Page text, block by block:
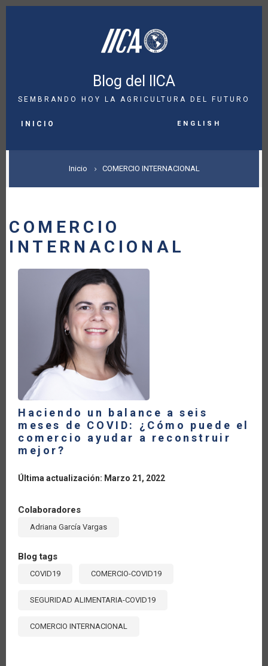
Pasar
Blog del IICA
SEMBRANDO HOY LA AGRICULTURA DEL FUTURO
NAVIGATION
INICIO English
SOBRESCRIBIR
ENLACES
AYUDA
NAVEGACIÓN
Inicio COMERCIO INTERNACIONAL
COMERCIO
INTERNACIONAL
Haciendo un balance a seis
meses de COVID: ¿Cómo puede el
comercio ayudar a reconstruir
mejor?
Última actualización: Marzo 21, 2022
Colaboradores
Adriana García Vargas
Blog tags
COVID19 COMERCIO-COVID19
SEGURIDAD ALIMENTARIA-COVID19
COMERCIO INTERNACIONAL